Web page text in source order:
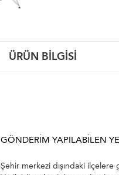
ÜRÜN BILGISI
GÖNDERIM YAPILABILEN
Şehir merkezi dışındaki